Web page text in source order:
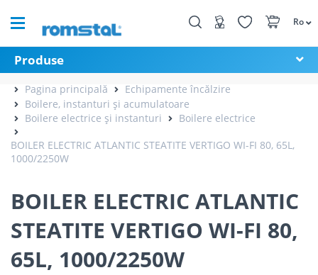
Ro
Produse
Pagina principală
Echipamente încălzire
Boilere, instanturi și acumulatoare
Boilere electrice și instanturi
Boilere electrice
BOILER ELECTRIC ATLANTIC STEATITE VERTIGO WI-FI 80, 65L,
1000/2250W
BOILER ELECTRIC ATLANTIC
STEATITE VERTIGO WI-FI 80,
65L, 1000/2250W